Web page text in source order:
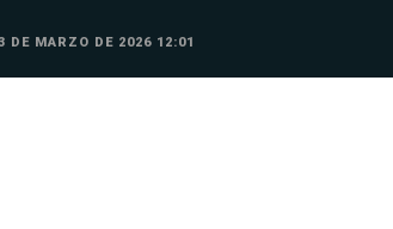
DE MARZO DE 2026 12:01